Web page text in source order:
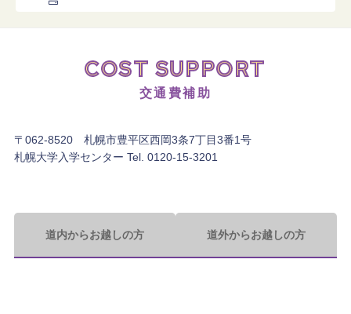
コンテンツ
交通費補助
アクセス
COST SUPPORT
交通費補助
〒062-8520 札幌市豊平区西岡3条7丁目3番1号
札幌大学入学センター Tel. 0120-15-3201
道内からお越しの方 道外からお越しの方